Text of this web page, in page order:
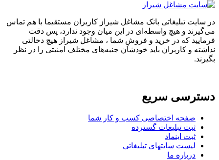
در سایت تبلیغاتی بانک مشاغل شیراز کاربران مستقیما با هم تماس
می‌گیرند و هیچ واسطه‌ای در این میان وجود ندارد، پس دقت
فرمایید که در خرید و فروشِ شما ، مشاغل شیراز هیچ دخالتی
نداشته و کاربران باید خودشان جنبه‌های مختلف امنیتی را در نظر
بگیرند.
دسترسی سریع
صفحه اختصاصی کسب و کار شما
ثبت تبلیغات گسترده
ثبت اینماد
لیست سایتهای تبلیغاتی
درباره ما